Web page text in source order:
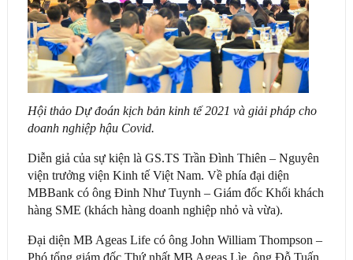
Hội thảo Dự đoán kịch bản kinh tế 2021 và giải pháp cho
doanh nghiệp hậu Covid.
Diễn giả của sự kiện là GS.TS Trần Đình Thiên – Nguyên
viện trưởng viện Kinh tế Việt Nam. Về phía đại diện
MBBank có ông Đinh Như Tuynh – Giám đốc Khối khách
hàng SME (khách hàng doanh nghiệp nhỏ và vừa).
Đại diện MB Ageas Life có ông John William Thompson –
Phó tổng giám đốc Thứ nhất MB Ageas Lìe, ông Đỗ Tuấn